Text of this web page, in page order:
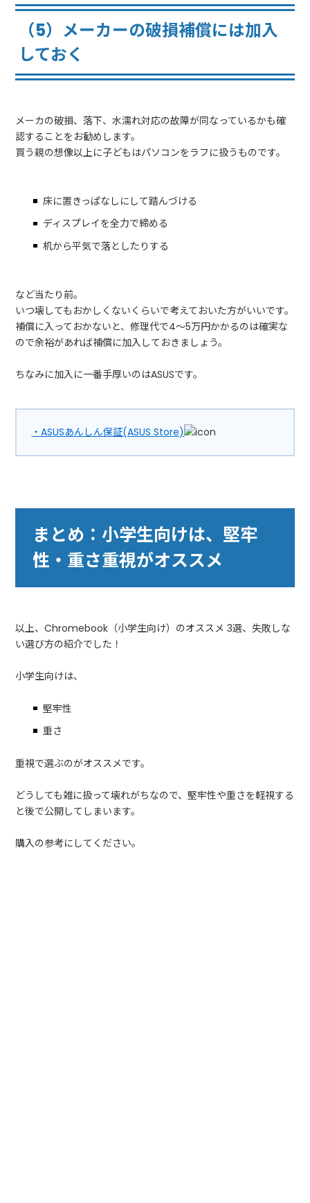
（5）メーカーの破損補償には加入
しておく
メーカの破損、落下、水濡れ対応の故障が同なっているかも確
認することをお勧めします。
買う親の想像以上に子どもはパソコンをラフに扱うものです。
床に置きっぱなしにして踏んづける
ディスプレイを全力で締める
机から平気で落としたりする
など当たり前。
いつ壊してもおかしくないくらいで考えておいた方がいいです。
補償に入っておかないと、修理代で4～5万円かかるのは確実な
ので余裕があれば補償に加入しておきましょう。
ちなみに加入に一番手厚いのはASUSです。
・ASUSあんしん保証(ASUS Store)
まとめ：小学生向けは、堅牢
性・重さ重視がオススメ
以上、Chromebook（小学生向け）のオススメ 3選、失敗しな
い選び方の紹介でした！
小学生向けは、
堅牢性
重さ
重視で選ぶのがオススメです。
どうしても雑に扱って壊れがちなので、堅牢性や重さを軽視する
と後で公開してしまいます。
購入の参考にしてください。